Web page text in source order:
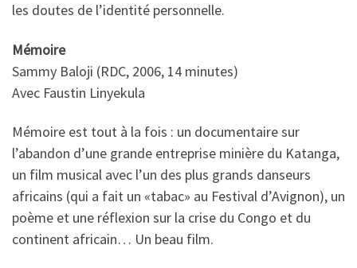
les doutes de l’identité personnelle.
Mémoire
Sammy Baloji (RDC, 2006, 14 minutes)
Avec Faustin Linyekula
Mémoire est tout à la fois : un documentaire sur
l’abandon d’une grande entreprise minière du Katanga,
un film musical avec l’un des plus grands danseurs
africains (qui a fait un «tabac» au Festival d’Avignon), un
poème et une réflexion sur la crise du Congo et du
continent africain… Un beau film.